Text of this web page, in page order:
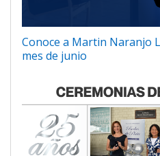
Conoce a Martin Naranjo
mes de junio